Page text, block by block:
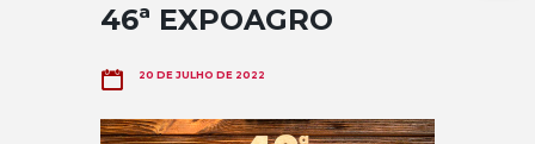
46ª EXPOAGRO
20 DE JULHO DE 2022